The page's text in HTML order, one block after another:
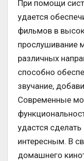
При помощи
удается
фильмов в
прослушивание
различных
способно
звучание,
Современные
удастся
интересным. В
домашнего